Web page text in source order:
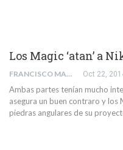
Los Magic ‘atan’ a
FRANCISCO MANUEL PIÑERO GOMEZ Oct 22,
Ambas partes tenían mucho
asegura un buen contraro y los
piedras angulares de su